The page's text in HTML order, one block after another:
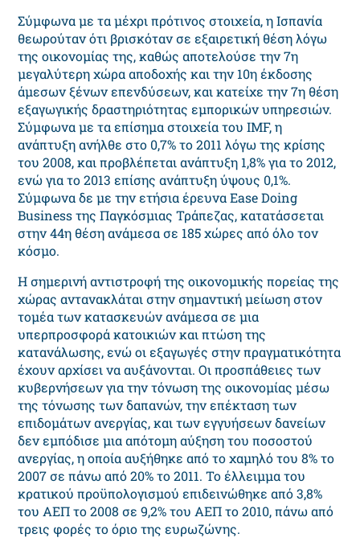
Σύμφωνα με τα μέχρι πρότινος στοιχεία, η Ισπανία
θεωρούταν ότι βρισκόταν σε εξαιρετική θέση λόγω
της οικονομίας της, καθώς αποτελούσε την 7η
μεγαλύτερη χώρα αποδοχής και την 10η έκδοσης
άμεσων ξένων επενδύσεων, και κατείχε την 7η θέση
εξαγωγικής δραστηριότητας εμπορικών υπηρεσιών.
Σύμφωνα με τα επίσημα στοιχεία του IMF, η
ανάπτυξη ανήλθε στο 0,7% το 2011 λόγω της κρίσης
του 2008, και προβλέπεται ανάπτυξη 1,8% για το 2012,
ενώ για το 2013 επίσης ανάπτυξη ύψους 0,1%.
Σύμφωνα δε με την ετήσια έρευνα Ease Doing
Business της Παγκόσμιας Τράπεζας, κατατάσσεται
στην 44η θέση ανάμεσα σε 185 χώρες από όλο τον
κόσμο.
Η σημερινή αντιστροφή της οικονομικής πορείας της
χώρας αντανακλάται στην σημαντική μείωση στον
τομέα των κατασκευών ανάμεσα σε μια
υπερπροσφορά κατοικιών και πτώση της
κατανάλωσης, ενώ οι εξαγωγές στην πραγματικότητα
έχουν αρχίσει να αυξάνονται. Οι προσπάθειες των
κυβερνήσεων για την τόνωση της οικονομίας μέσω
της τόνωσης των δαπανών, την επέκταση των
επιδομάτων ανεργίας, και των εγγυήσεων δανείων
δεν εμπόδισε μια απότομη αύξηση του ποσοστού
ανεργίας, η οποία αυξήθηκε από το χαμηλό του 8% το
2007 σε πάνω από 20% το 2011. Το έλλειμμα του
κρατικού προϋπολογισμού επιδεινώθηκε από 3,8%
του ΑΕΠ το 2008 σε 9,2% του ΑΕΠ το 2010, πάνω από
τρεις φορές το όριο της ευρωζώνης.